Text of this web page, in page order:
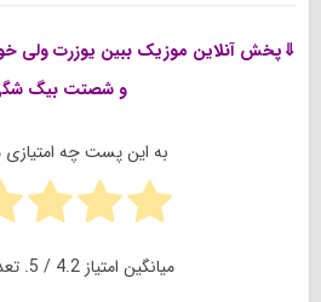
⇓پخش آنلاین موزیک ببین یوزرت ولی
و شصتت بیگ
به این پست چه
میانگین امتیاز 4.2 / 5. تعداد آرا: